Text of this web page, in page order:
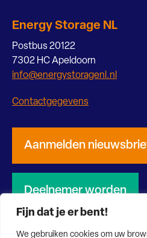
Fijn dat je er bent!
We gebruiken cookies om uw
Energy Storage NL
Postbus 20122
7302 HC Apeldoorn
info@energystoragenl.nl
Contactgegevens
Aanmelden
Deelnemer worden